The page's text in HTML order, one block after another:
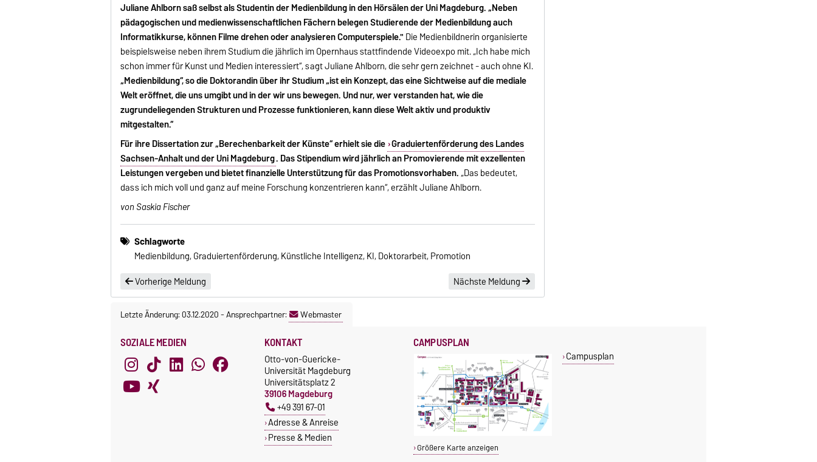
Juliane Ahlborn saß selbst als Studentin der Medienbildung in den Hörsälen der Uni Magdeburg. „Neben
pädagogischen und medienwissenschaftlichen Fächern belegen Studierende der Medienbildung auch
Informatikkurse, können Filme drehen oder analysieren Computerspiele." Die Medienbildnerin organisierte
beispielsweise neben ihrem Studium die jährlich im Opernhaus stattfindende Videoexpo mit. „Ich habe mich
schon immer für Kunst und Medien interessiert“, sagt Juliane Ahlborn, die sehr gern zeichnet - auch ohne KI.
„Medienbildung“, so die Doktorandin über ihr Studium „ist ein Konzept, das eine Sichtweise auf die mediale
Welt eröffnet, die uns umgibt und in der wir uns bewegen. Und nur, wer verstanden hat, wie die
zugrundeliegenden Strukturen und Prozesse funktionieren, kann diese Welt aktiv und produktiv
mitgestalten.“
Für ihre Dissertation zur „Berechenbarkeit der Künste“ erhielt sie die Graduiertenförderung des Landes
Sachsen-Anhalt und der Uni Magdeburg. Das Stipendium wird jährlich an Promovierende mit exzellenten
Leistungen vergeben und bietet finanzielle Unterstützung für das Promotionsvorhaben.„Das bedeutet,
dass ich mich voll und ganz auf meine Forschung konzentrieren kann“, erzählt Juliane Ahlborn.
von Saskia Fischer
Schlagworte
Medienbildung, Graduiertenförderung, Künstliche Intelligenz, KI, Doktorarbeit, Promotion
Vorherige Meldung
Nächste Meldung
Letzte Änderung: 03.12.2020-Ansprechpartner: Webmaster
SOZIALE MEDIEN KONTAKT
Otto-von-Guericke-
Universität Magdeburg
Universitätsplatz 2
39106 Magdeburg
+49 391 67-01
Adresse & Anreise
Presse & Medien
CAMPUSPLAN
Größere Karte anzeigen
Campusplan